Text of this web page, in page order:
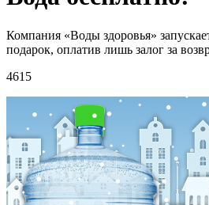
Компания «Воды здоровья»
подарок, оплатив лишь залог за
4615